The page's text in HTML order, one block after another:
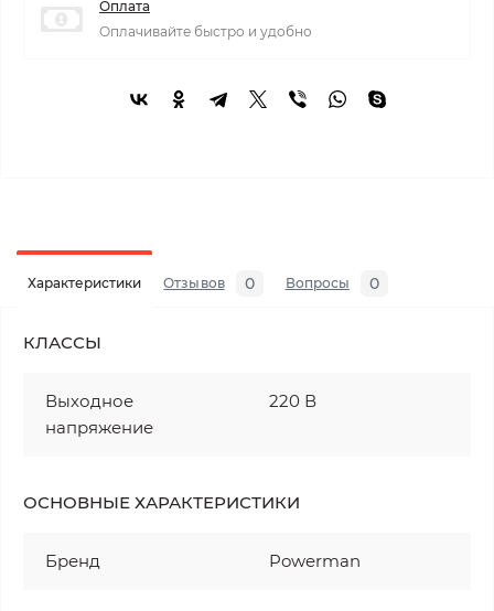
Оплата
Оплачивайте быстро и удобно
Характеристики Отзывов 0 Вопросы 0
КЛАССЫ
Выходное
напряжение
220 В
ОСНОВНЫЕ ХАРАКТЕРИСТИКИ
Бренд Powerman